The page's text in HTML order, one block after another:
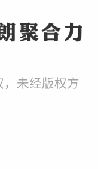
未经版权方